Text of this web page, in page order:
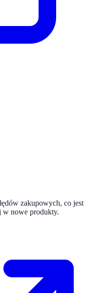
zakupowych, co jest
w nowe produkty.